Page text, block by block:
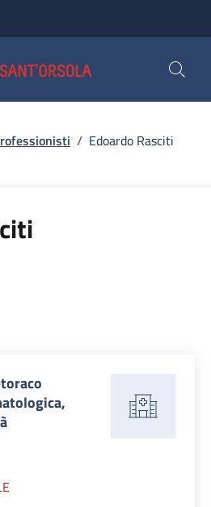
/ Edoardo Rasciti